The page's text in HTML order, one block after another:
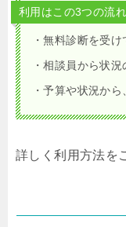
利用はこの3つの流れ
・無料診断を受
・相談員から状
・予算や状況か
詳しく利用方法を